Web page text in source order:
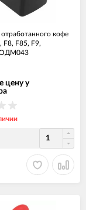
кофе
F8, F85, F9,
цену у